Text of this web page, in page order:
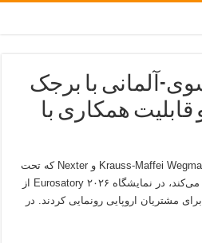
آلمانی با برجک
همکاری با
غول دفاعی فرانسوی-آلمانی Krauss-Maffei Wegmann و Nexter که تحت
مجموعه مشترک KNDS فعالیت می‌کند، در نمایشگاه Eurosatory ۲۰۲۶ از
مشتریان اروپایی رونمایی کردند. در